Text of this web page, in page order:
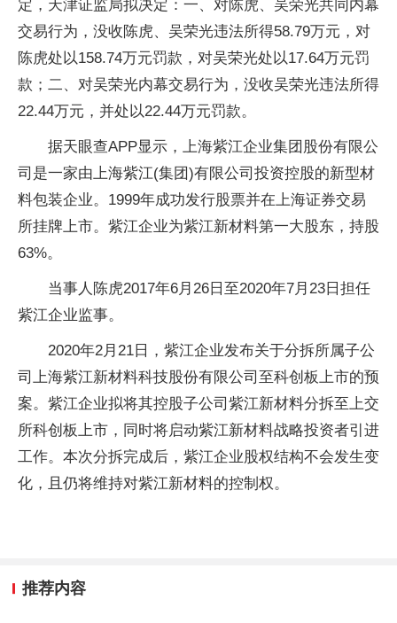
定，天津证监局拟决定：一、对陈虎、吴荣光共同内幕
交易行为，没收陈虎、吴荣光违法所得58.79万元，对
陈虎处以158.74万元罚款，对吴荣光处以17.64万元罚
款；二、对吴荣光内幕交易行为，没收吴荣光违法所得
22.44万元，并处以22.44万元罚款。
据天眼查APP显示，上海紫江企业集团股份有限公
司是一家由上海紫江(集团)有限公司投资控股的新型材
料包装企业。1999年成功发行股票并在上海证券交易
所挂牌上市。紫江企业为紫江新材料第一大股东，持股
63%。
当事人陈虎2017年6月26日至2020年7月23日担任
紫江企业监事。
2020年2月21日，紫江企业发布关于分拆所属子公
司上海紫江新材料科技股份有限公司至科创板上市的预
案。紫江企业拟将其控股子公司紫江新材料分拆至上交
所科创板上市，同时将启动紫江新材料战略投资者引进
工作。本次分拆完成后，紫江企业股权结构不会发生变
化，且仍将维持对紫江新材料的控制权。
推荐内容